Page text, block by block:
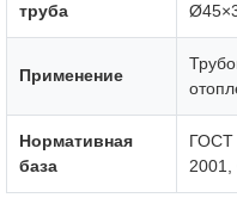
труба
Применение
Нормативная
база
ГОСТ